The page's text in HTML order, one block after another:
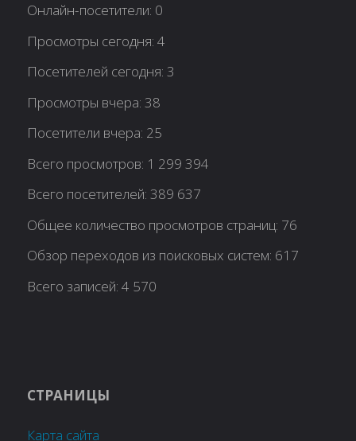
Онлайн-посетители: 0
Просмотры сегодня:4
Посетителей сегодня:3
Просмотры вчера:38
Посетители вчера: 25
Всего просмотров: 1 299 394
Всего посетителей:389 637
Общее количество просмотров страниц: 76
Обзор переходов из поисковых систем: 617
Всего записей:4 570
СТРАНИЦЫ
Карта сайта